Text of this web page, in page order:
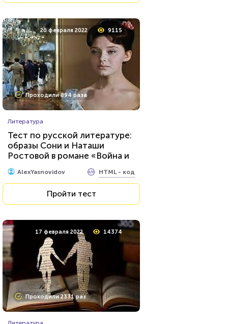
20 февраля 2022 9115
Проходили 894 раза
Литература
Тест по русской литературе:
образы Сони и Наташи
Ростовой в романе «Война и
мир»
AlexYasnovidov HTML - код
Пройти тест
17 февраля 2022 14374
Проходили 2331 раз